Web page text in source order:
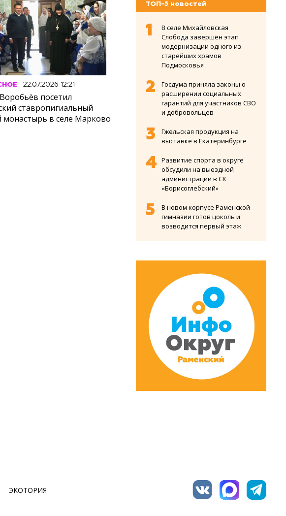
22.07.2026 12:21
посетил
ставропигиальный
монастырь в селе Марково
ТОП-5 новостей
В селе Михайловская
Слобода завершён этап
модернизации одного из
старейших храмов
Подмосковья
Госдума приняла законы о
расширении социальных
гарантий для участников СВО
и добровольцев
Гжельская продукция на
выставке в Екатеринбурге
Развитие спорта в округе
обсудили на выездной
администрации в СК
«Борисоглебский»
В новом корпусе Раменской
гимназии готов цоколь и
возводится первый этаж
ЭКОТОРИЯ